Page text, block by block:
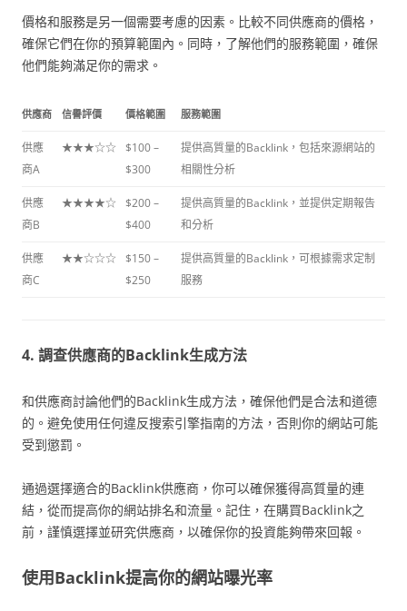
價格和服務是另一個需要考慮的因素。比較不同供應商的價格，
確保它們在你的預算範圍內。同時，了解他們的服務範圍，確保
他們能夠滿足你的需求。
供應商 信譽評價 價格範圍 服務範圍
供應
商A
★★★☆☆
$100 –
$300
提供高質量的Backlink，包括來源網站的
相關性分析
供應
商B
★★★★☆
$200 –
$400
提供高質量的Backlink，並提供定期報告
和分析
供應
商C
★★☆☆☆
$150 –
$250
提供高質量的Backlink，可根據需求定制
服務
4. 調查供應商的Backlink生成方法
和供應商討論他們的Backlink生成方法，確保他們是合法和道德
的。避免使用任何違反搜索引擎指南的方法，否則你的網站可能
受到懲罰。
通過選擇適合的Backlink供應商，你可以確保獲得高質量的連
結，從而提高你的網站排名和流量。記住，在購買Backlink之
前，謹慎選擇並研究供應商，以確保你的投資能夠帶來回報。
使用Backlink提高你的網站曝光率